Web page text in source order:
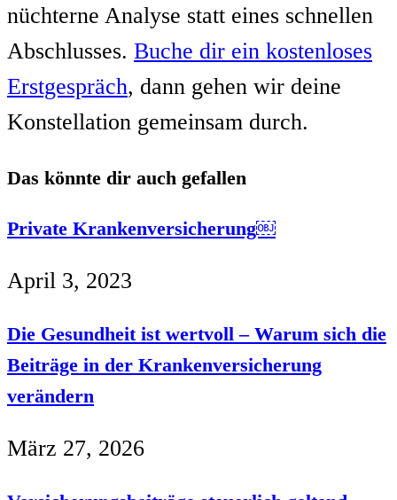
nüchterne Analyse statt eines schnellen
Abschlusses. Buche dir ein kostenloses
Erstgespräch, dann gehen wir deine
Konstellation gemeinsam durch.
Das könnte dir auch gefallen
Private Krankenversicherung￼
April 3, 2023
Die Gesundheit ist wertvoll – Warum sich die
Beiträge in der Krankenversicherung
verändern
März 27, 2026